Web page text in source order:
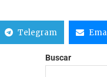
Telegram
Buscar